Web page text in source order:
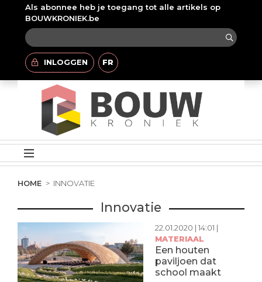
Als abonnee heb je toegang tot alle artikels op
BOUWKRONIEK.be
INLOGGEN FR
HOME INNOVATIE
Innovatie
22.01.2020 | 14:01 |
MATERIAAL
Een houten
paviljoen dat
school maakt